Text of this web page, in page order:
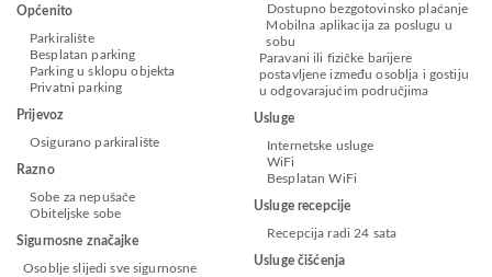
Općenito
Parkiralište
Besplatan parking
Parking u sklopu objekta
Privatni parking
Prijevoz
Osigurano parkiralište
Razno
Sobe za nepušače
Obiteljske sobe
Sigurnosne značajke
Osoblje slijedi sve sigurnosne
Dostupno bezgotovinsko plaćanje
Mobilna aplikacija za poslugu u
sobu
Paravani ili fizičke barijere
postavljene između osoblja i gostiju
u odgovarajućim područjima
Usluge
Internetske usluge
WiFi
Besplatan WiFi
Usluge recepcije
Recepcija radi 24 sata
Usluge čišćenja